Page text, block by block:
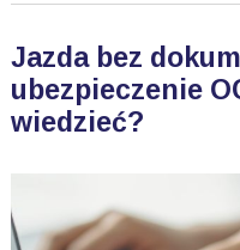
Jazda bez
ubezpieczenie
wiedzieć?